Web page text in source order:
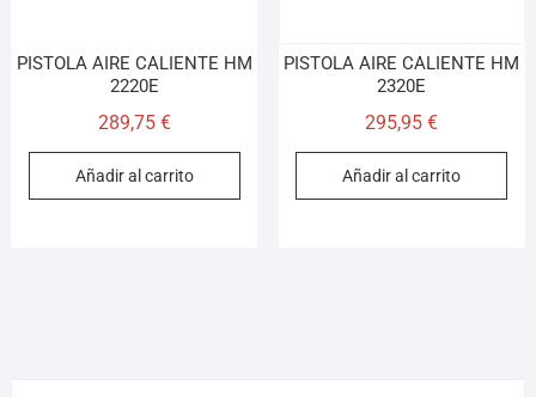
PISTOLA AIRE CALIENTE HM
2220E
289,75 €
Añadir al carrito
PISTOLA AIRE CALIENTE HM
2320E
295,95€
Añadir al carrito